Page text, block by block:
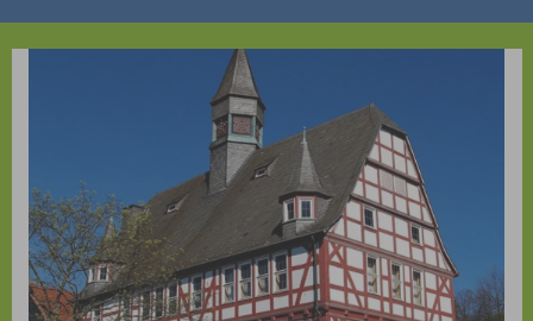
9 Ergebnisse gefunden